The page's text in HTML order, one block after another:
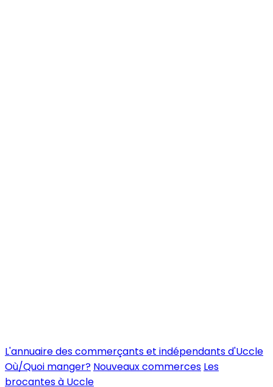
L'annuaire des commerçants et indépendants d'Uccle
Où/Quoi manger? Nouveaux commerces Les
brocantes à Uccle